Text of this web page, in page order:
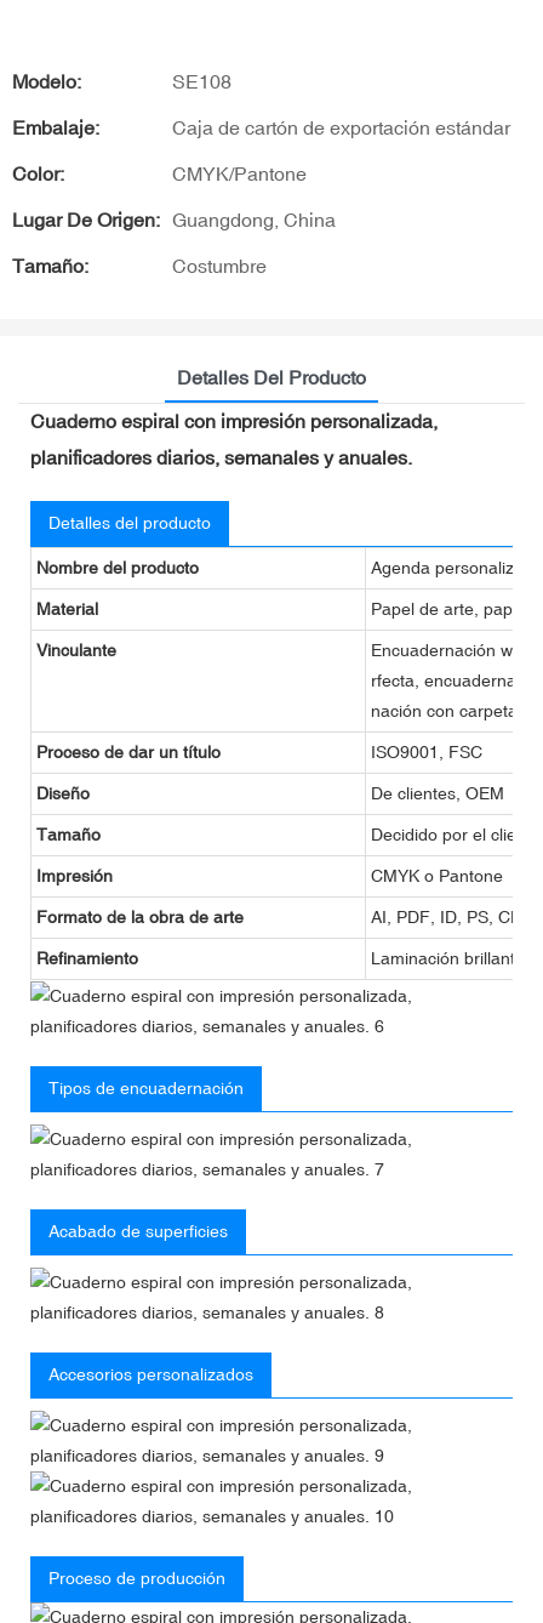
Modelo: SE108
Embalaje: Caja de cartón de exportación estándar
Color: CMYK/Pantone
Lugar De Origen: Guangdong, China
Tamaño: Costumbre
Detalles Del Producto
Cuaderno espiral con impresión personalizada,
planificadores diarios, semanales y anuales.
Detalles del producto
Nombre del producto Agenda personalizada
Material Papel de arte, papel
Vinculante
Encuadernación
rfecta,
nación con carpeta.
Proceso de dar un título ISO9001, FSC
Diseño De clientes, OEM
Tamaño Decidido por el cliente
Impresión CMYK o Pantone
Formato de la obra de arte AI, PDF, ID, PS, CDR
Refinamiento Laminación brillante
Tipos de encuadernación
Acabado de superficies
Accesorios personalizados
Proceso de producción